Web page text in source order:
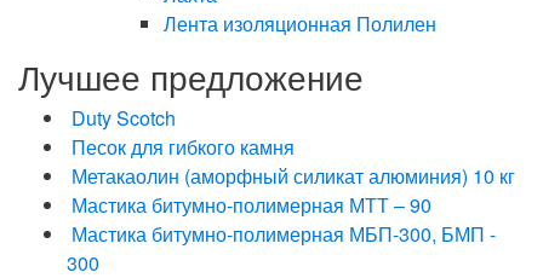
Лента изоляционная Полилен
Лучшее предложение
Duty Scotch
Песок для гибкого камня
Метакаолин (аморфный силикат алюминия) 10 кг
Мастика битумно-полимерная МТТ – 90
Мастика битумно-полимерная МБП-300, БМП -
300